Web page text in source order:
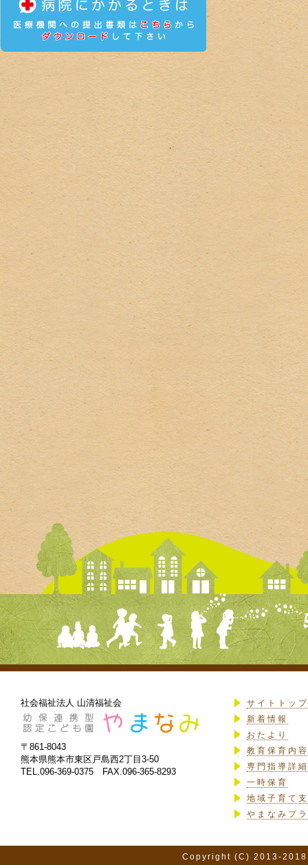
社会福祉法人 山清福祉会
〒861-8043
熊本県熊本市東区戸島西2丁目3-50
TEL.096-369-0375 FAX.096-365-8293
サイトトップ
新着情報
おたより
教育保育内
専門指導詳細
一時保育
地域子育て
やまなみプ
Copyright (C) 2013-